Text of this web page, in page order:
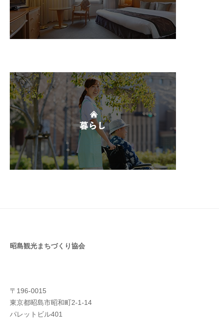
昭島観光まちづくり協会
〒196-0015
東京都昭島市昭和町2-1-14
パレットビル401